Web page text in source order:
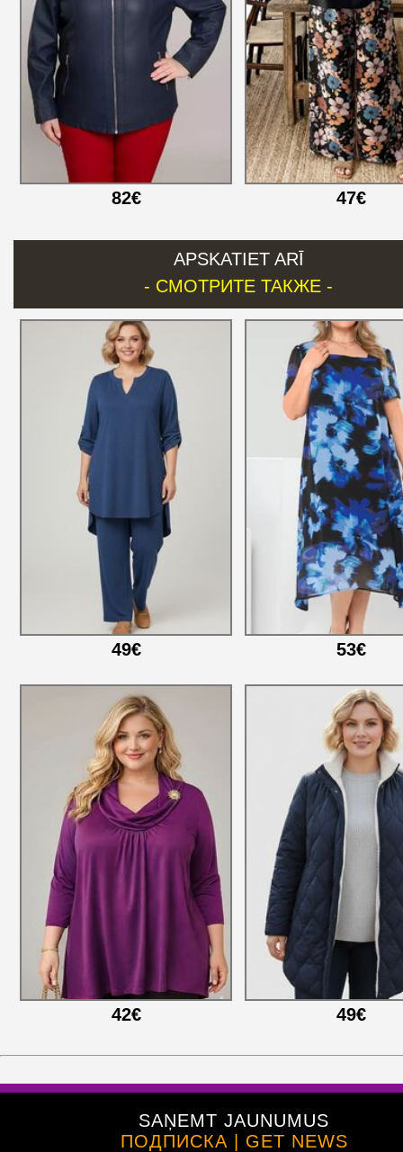
82€ 47€
APSKATIET ARĪ
- СМОТРИТЕ ТАКЖЕ -
49€ 53€
42€ 49€
SAŅEMT JAUNUMUS
ПОДПИСКА | GET NEWS